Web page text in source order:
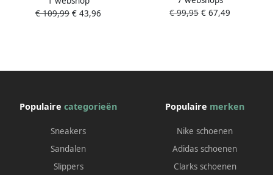
€ 109,99 € 43,96
Zwart;Zwarte Black softy
€ 99,95 € 67,49
Populaire categorieën
Sneakers
Sandalen
Slippers
Populaire merken
Nike schoenen
Adidas schoenen
Clarks schoenen